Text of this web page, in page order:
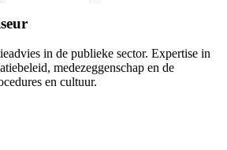
in de publieke sector. Expertise in
medezeggenschap en de
en cultuur.